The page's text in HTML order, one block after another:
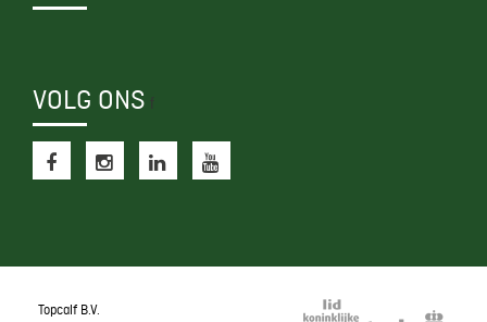
VOLG ONS f
Topcalf B.V.